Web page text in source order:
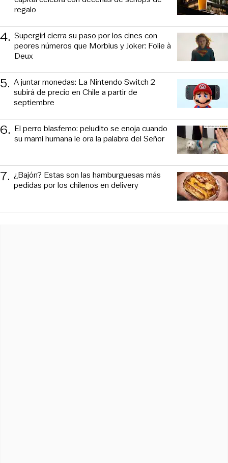
regalo
4. Supergirl cierra su paso por los cines con
peores números que Morbius y Joker: Folie à
Deux
5. A juntar monedas: La Nintendo Switch 2
subirá de precio en Chile a partir de
septiembre
6. El perro blasfemo: peludito se enoja cuando
su mami humana le ora la palabra del Señor
7. ¿Bajón? Estas son las hamburguesas más
pedidas por los chilenos en delivery